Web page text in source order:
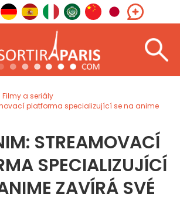
Filmy a seriály
platforma specializující se na anime
STREAMOVACÍ
SPECIALIZUJÍCÍ
ZAVÍRÁ SVÉ